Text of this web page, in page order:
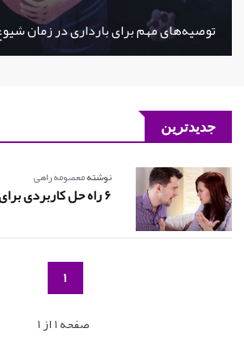
توصیه‌های مهم برای بارداری در زمان
جدیدترین
نوشتهمعصومه راهی
6 راه حل کاربردی برای 6 مشکل زناشویی
1
صفحه 1 از 1